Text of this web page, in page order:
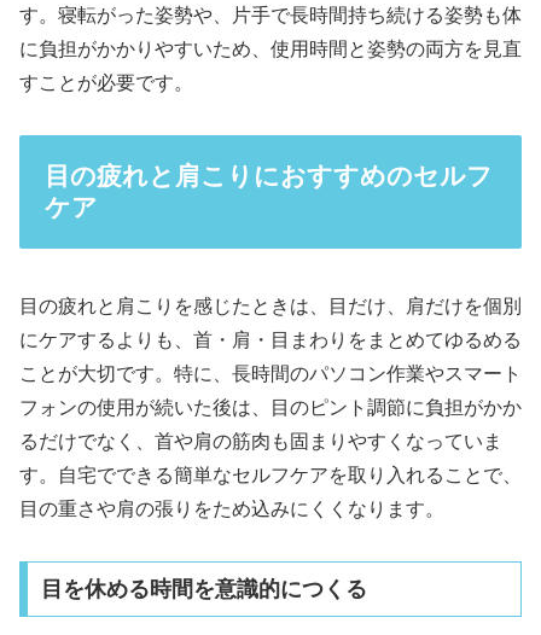
す。寝転がった姿勢や、片手で長時間持ち続ける姿勢も体
に負担がかかりやすいため、使用時間と姿勢の両方を見直
すことが必要です。
目の疲れと肩こりにおすすめのセルフ
ケア
目の疲れと肩こりを感じたときは、目だけ、肩だけを個別
にケアするよりも、首・肩・目まわりをまとめてゆるめる
ことが大切です。特に、長時間のパソコン作業やスマート
フォンの使用が続いた後は、目のピント調節に負担がかか
るだけでなく、首や肩の筋肉も固まりやすくなっていま
す。自宅でできる簡単なセルフケアを取り入れることで、
目の重さや肩の張りをため込みにくくなります。
目を休める時間を意識的につくる